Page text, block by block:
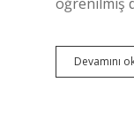
Devamını